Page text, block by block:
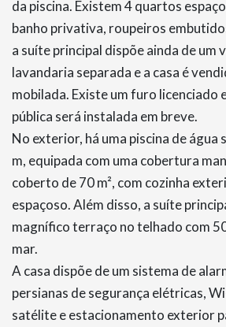
da piscina. Existem 4 quartos
banho privativa, roupeiros
a suíte principal dispõe ainda de um
lavandaria separada e a casa é
mobilada. Existe um furo licenciado
pública será instalada em breve.
No exterior, há uma piscina de água
m, equipada com uma cobertura
coberto de 70 m², com cozinha
espaçoso. Além disso, a suíte
magnífico terraço no telhado com
mar.
A casa dispõe de um sistema de
persianas de segurança elétricas,
satélite e estacionamento exterior